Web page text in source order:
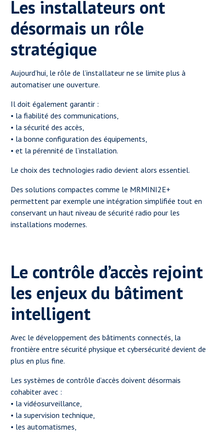
Les installateurs ont
désormais un rôle
stratégique
Aujourd’hui, le rôle de l’installateur ne se limite plus à
automatiser une ouverture.
Il doit également garantir :
• la fiabilité des communications,
• la sécurité des accès,
• la bonne configuration des équipements,
• et la pérennité de l’installation.
Le choix des technologies radio devient alors essentiel.
Des solutions compactes comme le MRMINI2E+
permettent par exemple une intégration simplifiée tout en
conservant un haut niveau de sécurité radio pour les
installations modernes.
Le contrôle d’accès rejoint
les enjeux du bâtiment
intelligent
Avec le développement des bâtiments connectés, la
frontière entre sécurité physique et cybersécurité devient de
plus en plus fine.
Les systèmes de contrôle d’accès doivent désormais
cohabiter avec :
• la vidéosurveillance,
• la supervision technique,
• les automatismes,